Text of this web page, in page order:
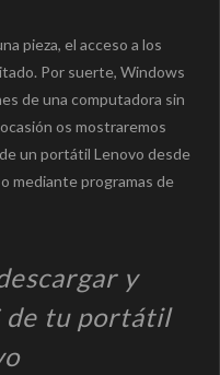
pieza, el acceso a los
Por suerte, Windows
de una computadora sin
os mostraremos
un portátil Lenovo desde
mediante programas de
y
de tu portátil